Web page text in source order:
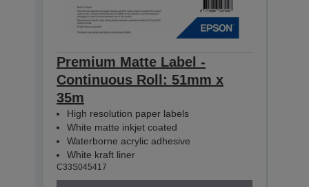
Premium Matte Label -
Continuous Roll: 51mm x
35m
High resolution paper labels
White matte inkjet coated
Waterborne acrylic adhesive
White kraft liner
C33S045417